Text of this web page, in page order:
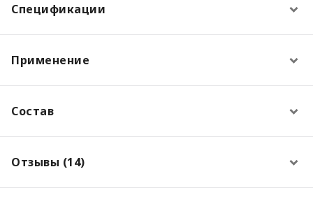
Спецификации
Применение
Состав
Отзывы (14)